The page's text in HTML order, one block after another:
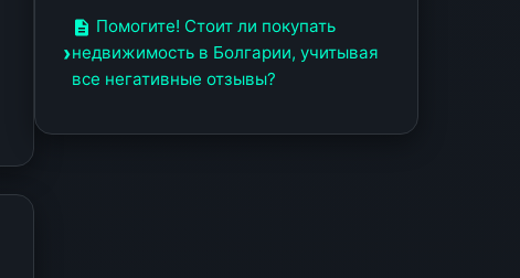
Помогите! Стоит ли покупать
недвижимость в Болгарии, учитывая
все негативные отзывы?